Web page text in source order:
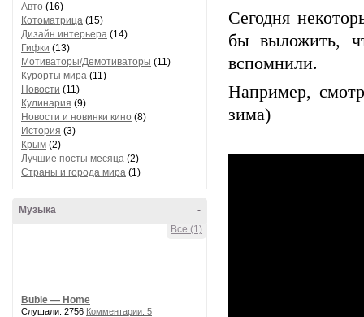
Авто (16)
Котоматрица (15)
Дизайн интерьера (14)
Гифки (13)
Мотиваторы/Демотиваторы (11)
Курорты мира (11)
Новости (11)
Кулинария (9)
Новости и новинки кино (8)
История (3)
Крым (2)
Лучшие посты месяца (2)
Страны и города мира (1)
-
Музыка
Все (1)
Buble — Home
Слушали: 2756 Комментарии: 5
Сегодня
бы выложить,
вспомнили.
Например,
зима)